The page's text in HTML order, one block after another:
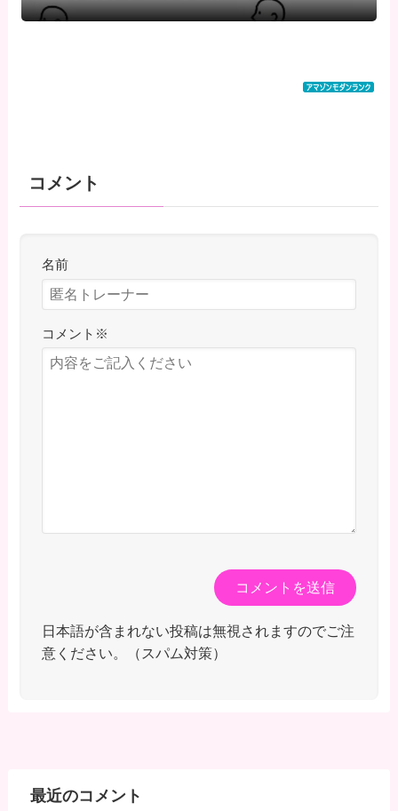
コメント
名前
コメント ※
日本語が含まれない投稿は無視されますのでご注
意ください。（スパム対策）
最近のコメント